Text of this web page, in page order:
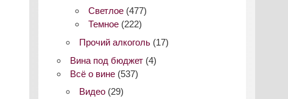
Светлое (477)
Темное (222)
Прочий алкоголь (17)
Вина под бюджет (4)
Всё о вине (537)
Видео (29)